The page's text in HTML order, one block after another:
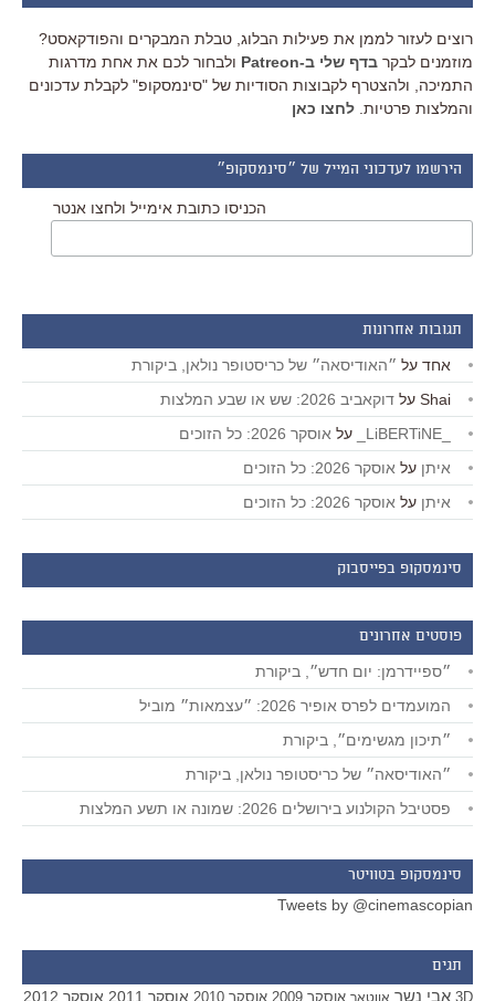
רוצים לעזור לממן את פעילות הבלוג, טבלת המבקרים והפודקאסט?
מוזמנים לבקר בדף שלי ב-Patreon
ולבחור לכם את אחת מדרגות
התמיכה, ולהצטרף לקבוצות הסודיות של "סינמסקופ" לקבלת עדכונים
והמלצות פרטיות. לחצו כאן
הירשמו לעדכוני המייל של ״סינמסקופ״
הכניסו כתובת אימייל ולחצו אנטר
תגובות אחרונות
אחד על ״האודיסאה״ של כריסטופר נולאן, ביקורת
Shai על דוקאביב 2026: שש או שבע המלצות
על אוסקר 2026: כל הזוכים
איתן על אוסקר 2026: כל הזוכים
איתן על אוסקר 2026: כל הזוכים
סינמסקופ בפייסבוק
פוסטים אחרונים
״ספיידרמן: יום חדש״, ביקורת
המועמדים לפרס אופיר 2026: ״עצמאות״ מוביל
״תיכון מגשימים״, ביקורת
״האודיסאה״ של כריסטופר נולאן, ביקורת
פסטיבל הקולנוע בירושלים 2026: שמונה או תשע המלצות
סינמסקופ בטוויטר
Tweets by @cinemascopian
תגים
אבי נשר אווטאר אוסקר 2009 אוסקר 2010 אוסקר 2011 אוסקר 2012